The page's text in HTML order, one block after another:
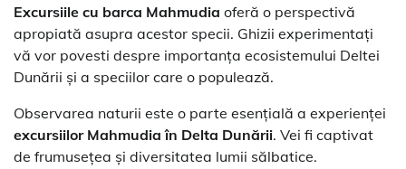
Excursiile cu barca Mahmudia oferă o perspectivă
apropiată asupra acestor specii. Ghizii experimentați
vă vor povesti despre importanța ecosistemului Deltei
Dunării și a speciilor care o populează.
Observarea naturii este o parte esențială a experienței
excursiilor Mahmudia în Delta Dunării. Vei fi captivat
de frumusețea și diversitatea lumii sălbatice.